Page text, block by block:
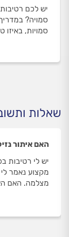
יש לכם
סמויה?
סמויות, באיזו
שאלות
האם איתור
יש לי רטיבות
מקצוע נאמר לי
מצלמה. האם